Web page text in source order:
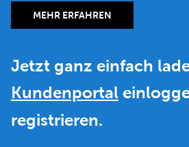
MEHR ERFAHREN
Jetzt ganz einfach
Kundenportal
registrieren.